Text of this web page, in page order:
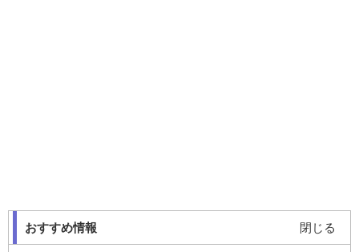
おすすめ情報 閉じる